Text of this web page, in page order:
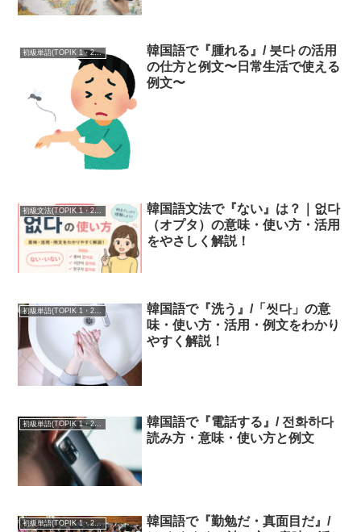
初級単語(TOPIK 1・2級)
韓国語で『腫れる』/ 붓다 の活用
の仕方と例文〜日常生活で使える
例文〜
初級文法(TOPIK 1・2級)
韓国語文法で『ない』は？｜없다
（オプタ）の意味・使い方・活用
をやさしく解説！
初級単語(TOPIK 1・2級)
韓国語で『洗う』/「씻다」の意
味・使い方・活用・例文をわかり
やすく解説！
韓国語で『電話する』/ 전화하다
読み方・意味・使い方と例文
初級単語(TOPIK 1・2級)
韓国語で『勤勉だ・真面目だ』/